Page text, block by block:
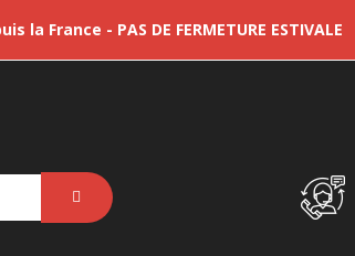
France - PAS DE FERMETURE ESTIVALE